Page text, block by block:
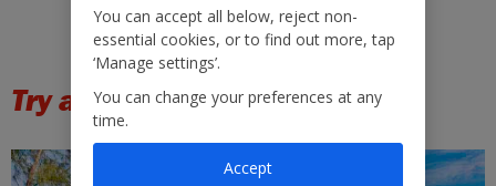
0044 0800 4080779
Try a Group package holiday
You can accept all below, reject non-
essential cookies, or to find out more, tap
‘Manage settings’.
You can change your preferences at any
time.
Accept